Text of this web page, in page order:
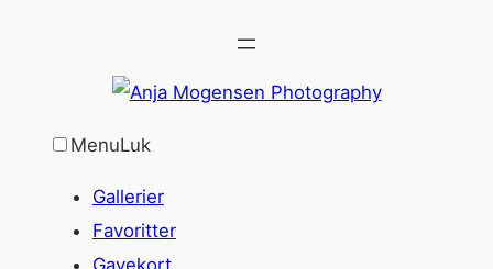
MenuLuk
Gallerier
Favoritter